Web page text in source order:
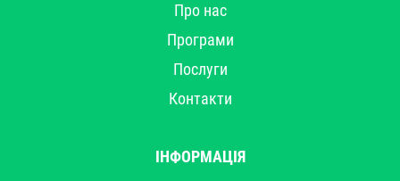
Про нас
Програми
Послуги
Контакти
ІНФОРМАЦІЯ